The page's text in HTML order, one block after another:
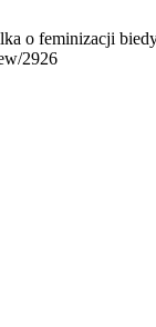
o feminizacji
2926